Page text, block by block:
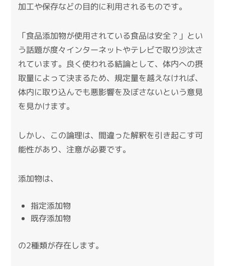
加工や保存などの目的に利用されるものです。
「食品添加物が使用されている食品は安全？」とい
う話題が度々インターネットやテレビで取り沙汰さ
れています。 良く使われる結論として、体内への摂
取量によって決まるため、規定量を越えなければ、
体内に取り込んでも悪影響を及ぼさないという意見
を見かけます。
しかし、この論理は、間違った解釈を引き起こす可
能性があり、注意が必要です。
添加物は、
指定添加物
既存添加物
の2種類が存在します。